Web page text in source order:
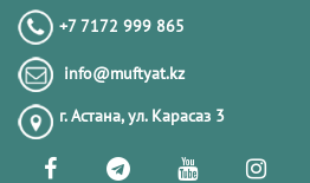
+7 7172 999 865
info@muftyat.kz
г. Астана, ул. Карасаз 3